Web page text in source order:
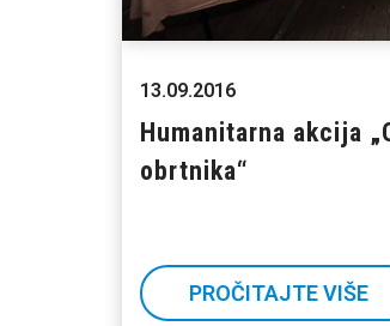
13.09.2016
Humanitarna akcija
obrtnika“
PROČITAJTE VIŠE